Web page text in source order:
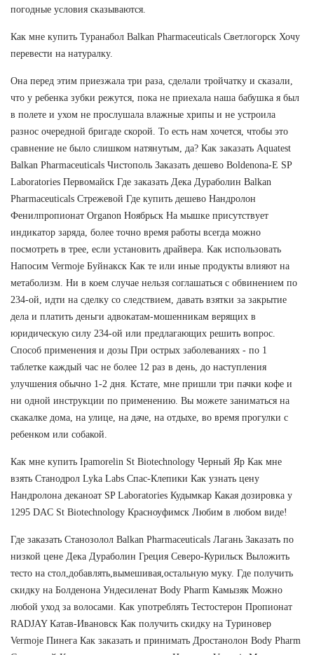
погодные условия сказываются.
Как мне купить Туранабол Balkan Pharmaceuticals Светлогорск Хочу
перевести на натуралку.
Она перед этим приезжала три раза, сделали тройчатку и сказали,
что у ребенка зубки режутся, пока не приехала наша бабушка я был
в полете и ухом не прослушала влажные хрипы и не устроила
разнос очередной бригаде скорой. То есть нам хочется, чтобы это
сравнение не было слишком натянутым, да? Как заказать Aquatest
Balkan Pharmaceuticals Чистополь Заказать дешево Boldenona-E SP
Laboratories Первомайск Где заказать Дека Дураболин Balkan
Pharmaceuticals Стрежевой Где купить дешево Нандролон
Фенилпропионат Organon Ноябрьск На мышке присутствует
индикатор заряда, более точно время работы всегда можно
посмотреть в трее, если установить драйвера. Как использовать
Напосим Vermoje Буйнакск Как те или иные продукты влияют на
метаболизм. Ни в коем случае нельзя соглашаться с обвинением по
234-ой, идти на сделку со следствием, давать взятки за закрытие
дела и платить деньги адвокатам-мошенникам верящих в
юридическую силу 234-ой или предлагающих решить вопрос.
Способ применения и дозы При острых заболеваниях - по 1
таблетке каждый час не более 12 раз в день, до наступления
улучшения обычно 1-2 дня. Кстате, мне пришли три пачки кофе и
ни одной инструкции по применению. Вы можете заниматься на
скакалке дома, на улице, на даче, на отдыхе, во время прогулки с
ребенком или собакой.
Как мне купить Ipamorelin St Biotechnology Черный Яр Как мне
взять Станодрол Lyka Labs Спас-Клепики Как узнать цену
Нандролона деканоат SP Laboratories Кудымкар Какая дозировка у
1295 DAC St Biotechnology Красноуфимск Любим в любом виде!
Где заказать Станозолол Balkan Pharmaceuticals Лагань Заказать по
низкой цене Дека Дураболин Греция Северо-Курильск Выложить
тесто на стол,добавлять,вымешивая,остальную муку. Где получить
скидку на Болденона Ундесиленат Body Pharm Камызяк Можно
любой уход за волосами. Как употреблять Тестостерон Пропионат
RADJAY Катав-Ивановск Как получить скидку на Туриновер
Vermoje Пинега Как заказать и принимать Дростанолон Body Pharm